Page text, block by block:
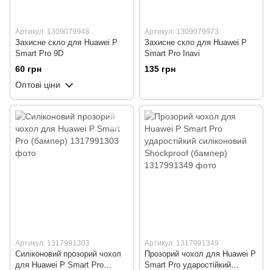
Артикул: 1309079948
Захисне скло для Huawei P
Smart Pro 9D
60 грн
Оптові ціни
Артикул: 1309079973
Захисне скло для Huawei P
Smart Pro Inavi
135 грн
Артикул: 1317991303
Силіконовий прозорий чохол
для Huawei P Smart Pro
Артикул: 1317991349
Прозорий чохол для Huawei P
Smart Pro ударостійкий